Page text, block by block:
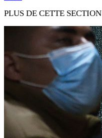
PLUS DE CETTE SECTION